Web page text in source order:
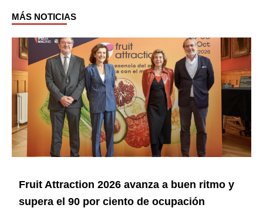
MÁS NOTICIAS
Fruit Attraction 2026 avanza a buen ritmo y
supera el 90 por ciento de ocupación
PagePagePagePage Page